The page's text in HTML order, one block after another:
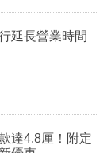
延長營業時間
達4.8厘！附定